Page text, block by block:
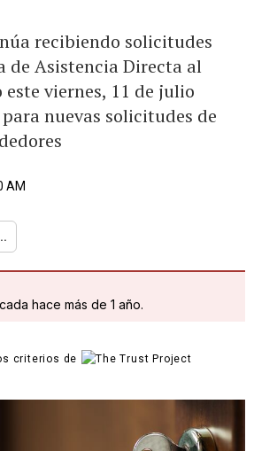
recibiendo solicitudes
de Asistencia Directa al
viernes, 11 de julio
nuevas solicitudes de
AM
hace más de 1 año.
criterios de